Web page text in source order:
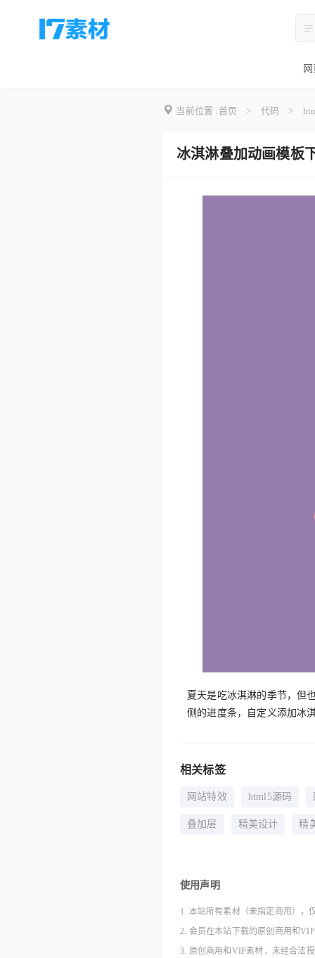
当前位置 :首页 > 代码 >
冰淇淋叠加动画模板
夏天是吃冰淇淋的季节，但
侧的进度条，自定义添加冰
相关标签
网站特效 html5源码
叠加层 精美设计 精
使用声明
1. 本站所有素材（未指定商用），
2. 会员在本站下载的原创商用和
3. 原创商用和VIP素材，未经合法